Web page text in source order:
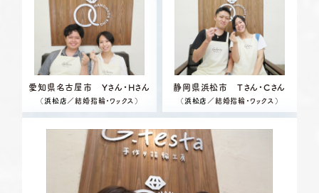
愛知県名古屋市 Yさん・Hさん
（浜松店 ／結婚指輪・ワックス）
静岡県浜松市 Tさん・Cさん
（浜松店 ／結婚指輪・ワックス）